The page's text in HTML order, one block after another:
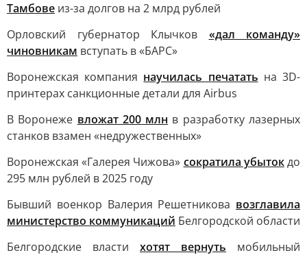
Тамбове из-за долгов на 2 млрд рублей
Орловский губернатор Клычков «дал команду»
чиновникам вступать в «БАРС»
Воронежская компания научилась печатать на 3D-
принтерах санкционные детали для Airbus
В Воронеже вложат 200 млн в разработку лазерных
станков взамен «недружественных»
Воронежская «Галерея Чижова» сократила убытокдо
295 млн рублей в 2025 году
Бывший военкор Валерия Решетникова возглавила
министерство коммуникаций Белгородской области
Белгородские власти хотят вернуть мобильный